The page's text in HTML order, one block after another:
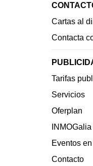
Cartas al
Contacta
Tarifas
Servicios
Oferplan
INMOGalia
Eventos
Contacto